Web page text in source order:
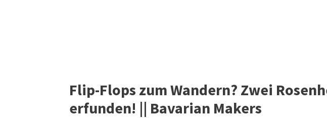
Flip-Flops zum Wandern? Zwei
erfunden! || Bavarian Makers